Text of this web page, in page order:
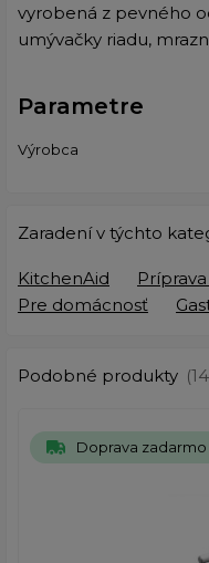
vyrobená z pevného
umývačky riadu,
Parametre
Výrobca
Zaradení v týchto
KitchenAid
Pre domácnosť
Podobné produkty
Doprava zadarmo